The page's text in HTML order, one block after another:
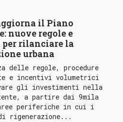
il Piano
nuove regole e
rilanciare la
urbana
delle regole, procedure
e incentivi volumetrici
gli investimenti nella
a partire dai 9mila
periferiche in cui i
rigenerazione...